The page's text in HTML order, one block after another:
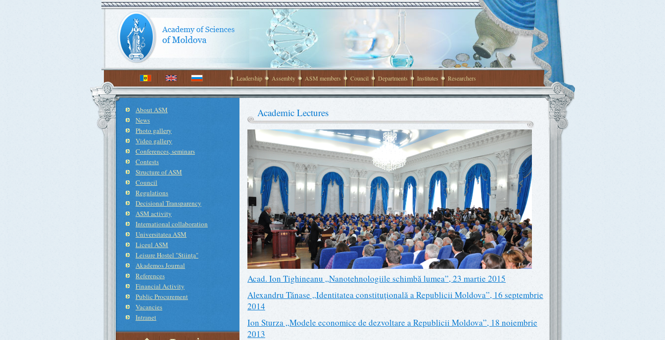
Leadership Assembly ASM members Council Departments Institutes Researchers
About ASM
News
Photo gallery
Video gallery
Conferences, seminars
Contests
Structure of ASM
Council
Regulations
Decisional Transparency
ASM activity
International collaboration
Universitatea ASM
Liceul ASM
Leisure Hostel "Ştiinţa"
Akademos Journal
References
Financial Activity
Public Procurement
Vacancies
Intranet
Academic Lectures
Acad. Ion Tighineanu „Nanotehnologiile schimbă lumea”, 23 martie 2015
Alexandru Tănase „Identitatea constituțională a Republicii Moldova”, 16 septembrie
2014
Ion Sturza „Modele economice de dezvoltare a Republicii Moldova”, 18 noiembrie
2013